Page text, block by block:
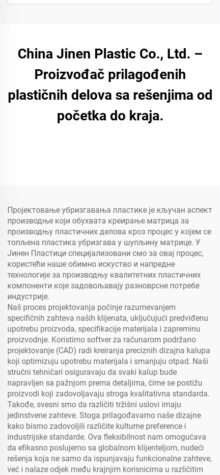
China Jinen Plastic Co., Ltd. –
Proizvođač prilagođenih
plastičnih delova sa rešenjima od
početka do kraja.
Пројектовање убризгавања пластике је кључан аспект
производње који обухвата креирање матрица за
производњу пластичних делова кроз процес у којем се
топљена пластика убризгава у шупљину матрице. У
Јинен Пластици специјализовани смо за овај процес,
користећи наше обимно искуство и напредне
технологије за производњу квалитетних пластичних
компоненти које задовољавају разноврсне потребе
индустрије.
Naš proces projektovanja počinje razumevanjem
specifičnih zahteva naših klijenata, uključujući predviđenu
upotrebu proizvoda, specifikacije materijala i zapreminu
proizvodnje. Koristimo softver za računarom podržano
projektovanje (CAD) radi kreiranja preciznih dizajna kalupa
koji optimizuju upotrebu materijala i smanjuju otpad. Naši
stručni tehničari osiguravaju da svaki kalup bude
napravljen sa pažnjom prema detaljima, čime se postižu
proizvodi koji zadovoljavaju stroga kvalitativna standarda.
Takođe, svesni smo da različiti tržišni uslovi imaju
jedinstvene zahteve. Stoga prilagođavamo naše dizajne
kako bismo zadovoljili različite kulturne preference i
industrijske standarde. Ova fleksibilnost nam omogućava
da efikasno poslujemo sa globalnom klijenteljom, nudeći
rešenja koja ne samo da ispunjavaju funkcionalne zahteve,
već i nalaze odjek među krajnjim korisnicima u različitim